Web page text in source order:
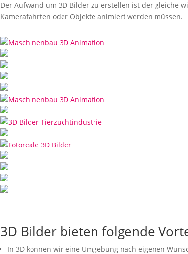
Der Aufwand um 3D Bilder zu erstellen ist der gleiche
Kamerafahrten oder Objekte animiert werden müssen.
3D Bilder bieten folgende
In 3D können wir eine Umgebung nach eigenen